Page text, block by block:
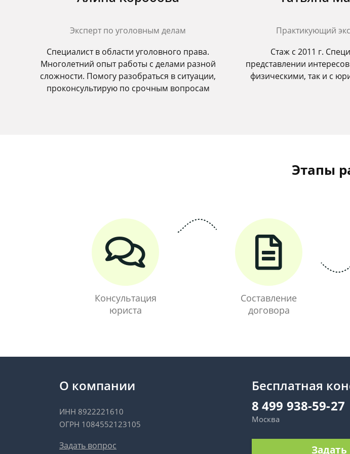
Эксперт по уголовным делам
Специалист в области уголовного права.
Многолетний опыт работы с делами разной
сложности. Помогу разобраться в ситуации,
проконсультирую по срочным вопросам
Практикующий
Стаж с 2011 г.
представлении
физическими, так и с
Этапы
Консультация
юриста
Составление
договора
О компании
ИНН 8922221610
ОГРН 1084552123105
Задать вопрос
Бесплатная
8 499 938-59-27
Москва
Задать